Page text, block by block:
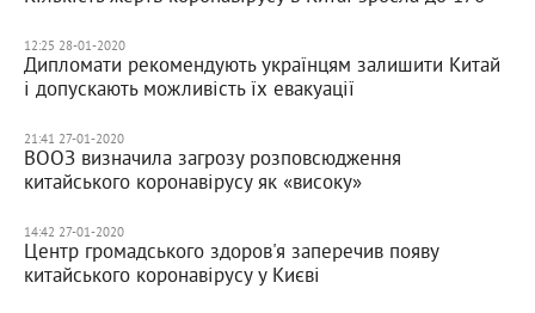
12:25 28-01-2020
Дипломати рекомендують українцям залишити Китай
і допускають можливість їх евакуації
21:41 27-01-2020
ВООЗ визначила загрозу розповсюдження
китайського коронавірусу як «високу»
14:42 27-01-2020
Центр громадського здоров'я заперечив появу
китайського коронавірусу у Києві